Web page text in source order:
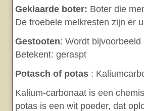
Geklaarde boter: Boter die
De troebele melkresten zijn er
Gestooten: Wordt
Betekent: geraspt
Potasch of potas :
Kalium-carbonaat is een
potas is een wit poeder, dat